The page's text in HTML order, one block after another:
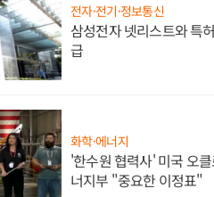
전자·전기·정보통신
삼성전자 넷리스트와 특
급
화학·에너지
'한수원 협력사' 미국 오
너지부 "중요한 이정표"